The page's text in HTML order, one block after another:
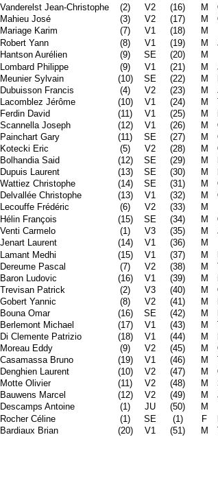
Vanderelst Jean-Christophe (2) V2 (16) M
Mahieu José (3) V2 (17) M
Mariage Karim (7) V1 (18) M
Robert Yann (8) V1 (19) M
Hantson Aurélien (9) SE (20) M
Lombard Philippe (9) V1 (21) M
Meunier Sylvain (10) SE (22) M
Dubuisson Francis (4) V2 (23) M
Lacomblez Jérôme (10) V1 (24) M
Ferdin David (11) V1 (25) M
Scannella Joseph (12) V1 (26) M
Painchart Gary (11) SE (27) M
Kotecki Eric (5) V2 (28) M
Bolhandia Said (12) SE (29) M
Dupuis Laurent (13) SE (30) M
Wattiez Christophe (14) SE (31) M
Delvallée Christophe (13) V1 (32) M
Lecouffe Frédéric (6) V2 (33) M
Hélin François (15) SE (34) M
Venti Carmelo (1) V3 (35) M
Jenart Laurent (14) V1 (36) M
Lamant Medhi (15) V1 (37) M
Dereume Pascal (7) V2 (38) M
Baron Ludovic (16) V1 (39) M
Trevisan Patrick (2) V3 (40) M
Gobert Yannic (8) V2 (41) M
Bouna Omar (16) SE (42) M
Berlemont Michael (17) V1 (43) M
Di Clemente Patrizio (18) V1 (44) M
Moreau Eddy (9) V2 (45) M
Casamassa Bruno (19) V1 (46) M
Denghien Laurent (10) V2 (47) M
Motte Olivier (11) V2 (48) M
Bauwens Marcel (12) V2 (49) M
Descamps Antoine (1) JU (50) M
Rocher Céline (1) SE (1) F
Bardiaux Brian (20) V1 (51) M